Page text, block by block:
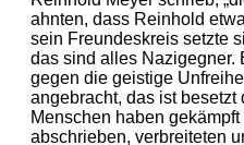
ahnten, dass Reinhold
sein Freundeskreis setzte
das sind alles Nazigegner.
gegen die geistige
angebracht, das ist
Menschen haben
abschrieben, verbreiteten